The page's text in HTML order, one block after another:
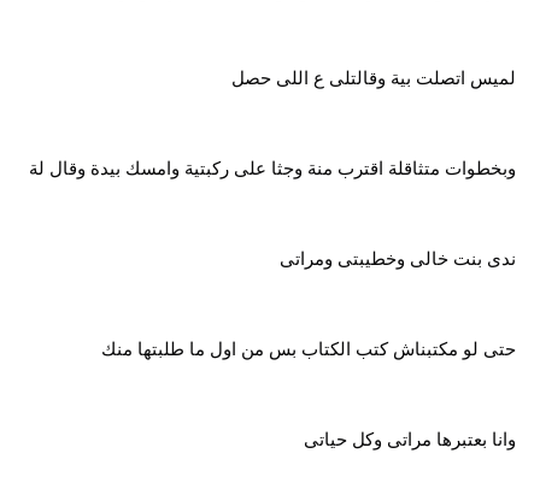
لميس اتصلت بية وقالتلى ع اللى حصل
وبخطوات متثاقلة اقترب منة وجثا على ركبتية وامسك بيدة وقال لة
ندى بنت خالى وخطيبتى ومراتى
حتى لو مكتبناش كتب الكتاب بس من اول ما طلبتها منك
وانا بعتبرها مراتى وكل حياتى